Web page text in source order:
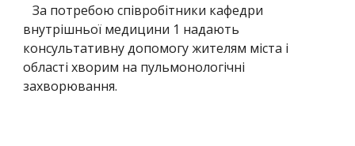
За потребою співробітники кафедри
внутрішньої медицини 1 надають
консультативну допомогу жителям міста і
області хворим на пульмонологічні
захворювання.